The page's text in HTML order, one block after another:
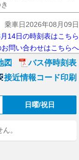
乗車日2026年08月09日
14日の時刻表はこちら
問い合わせはこちらへ
図
バス停時刻表
接近情報コード印刷
日曜/祝日
。